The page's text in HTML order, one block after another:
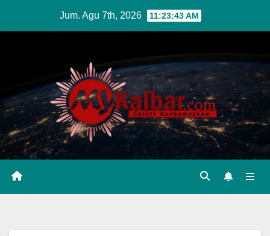
Jum. Agu 7th, 2026 11:23:44 AM